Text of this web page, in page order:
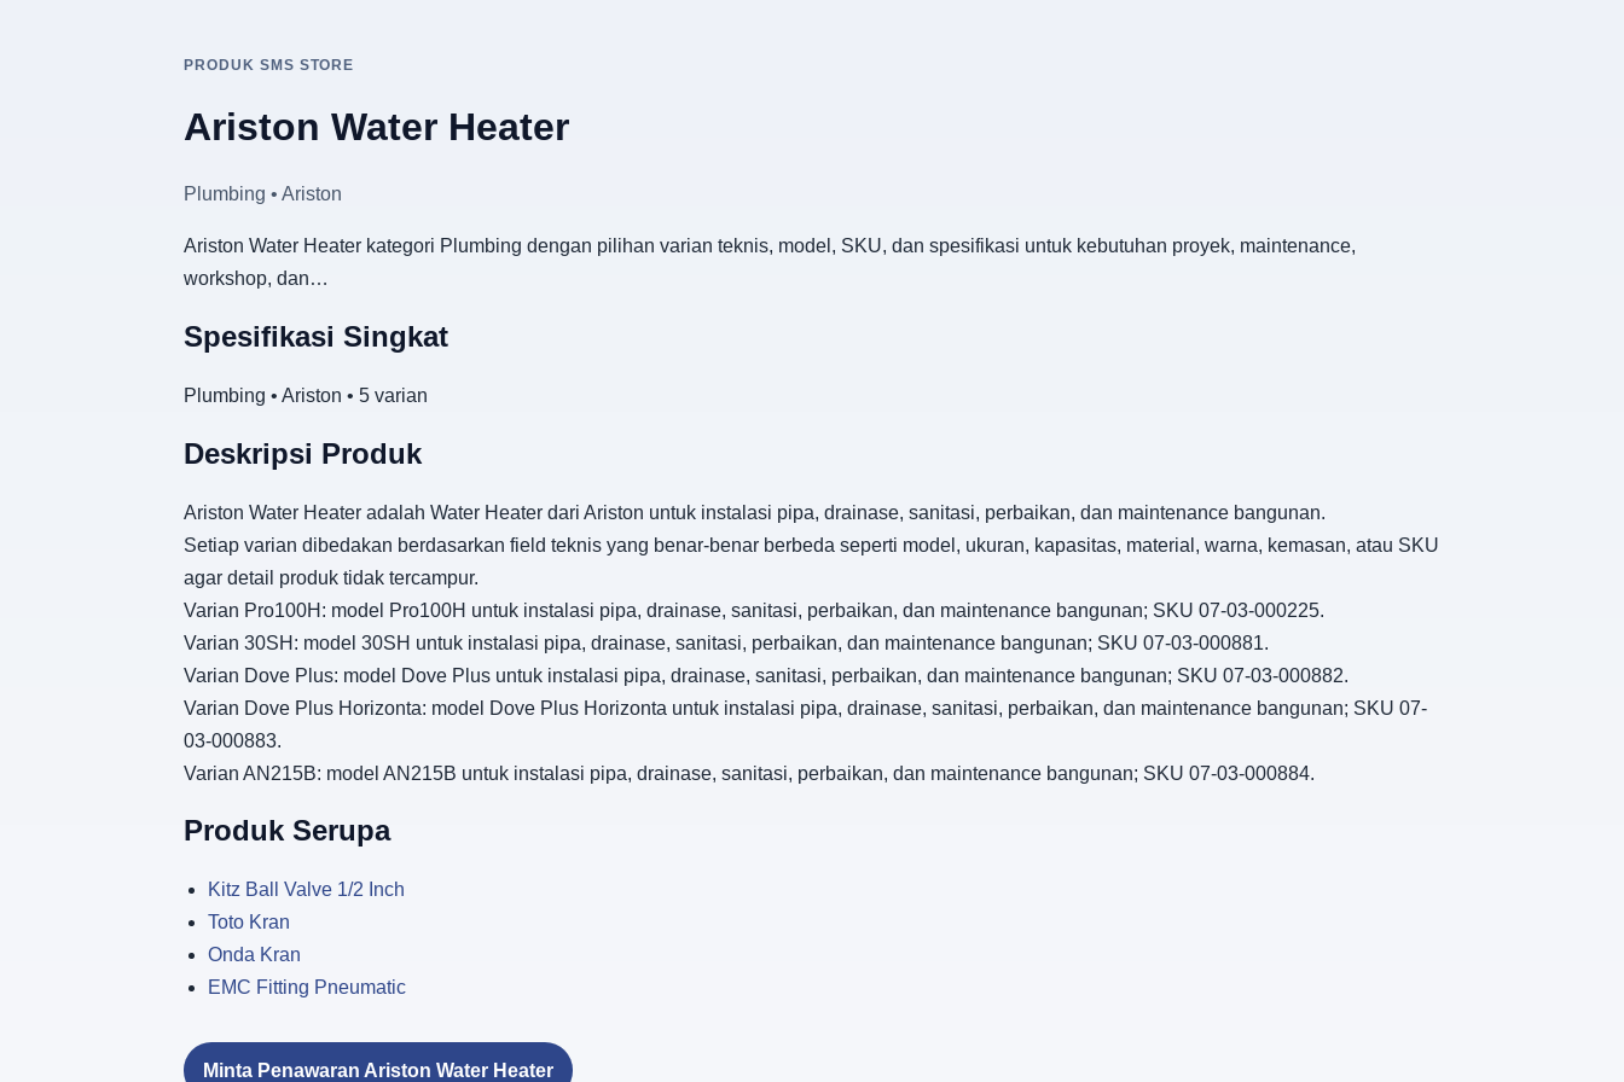
PRODUK SMS STORE
Ariston Water Heater
Plumbing • Ariston
Ariston Water Heater kategori Plumbing dengan pilihan varian teknis, model, SKU, dan spesifikasi untuk kebutuhan proyek, maintenance,
workshop, dan…
Spesifikasi Singkat
Plumbing • Ariston • 5 varian
Deskripsi Produk
Ariston Water Heater adalah Water Heater dari Ariston untuk instalasi pipa, drainase, sanitasi, perbaikan, dan maintenance bangunan.
Setiap varian dibedakan berdasarkan field teknis yang benar-benar berbeda seperti model, ukuran, kapasitas, material, warna, kemasan, atau SKU
agar detail produk tidak tercampur.
Varian Pro100H: model Pro100H untuk instalasi pipa, drainase, sanitasi, perbaikan, dan maintenance bangunan; SKU 07-03-000225.
Varian 30SH: model 30SH untuk instalasi pipa, drainase, sanitasi, perbaikan, dan maintenance bangunan; SKU 07-03-000881.
Varian Dove Plus: model Dove Plus untuk instalasi pipa, drainase, sanitasi, perbaikan, dan maintenance bangunan; SKU 07-03-000882.
Varian Dove Plus Horizonta: model Dove Plus Horizonta untuk instalasi pipa, drainase, sanitasi, perbaikan, dan maintenance bangunan; SKU 07-
03-000883.
Varian AN215B: model AN215B untuk instalasi pipa, drainase, sanitasi, perbaikan, dan maintenance bangunan; SKU 07-03-000884.
Produk Serupa
Kitz Ball Valve 1/2 Inch
Toto Kran
Onda Kran
EMC Fitting Pneumatic
Minta Penawaran Ariston Water Heater